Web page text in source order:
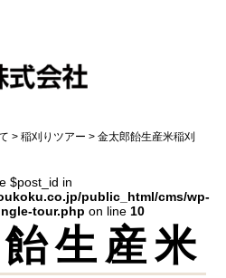
>稲刈りツアー >金太郎飴生産米稲刈
$post_id in
public_html/cms/wp-
tour.php on line 10
生産米